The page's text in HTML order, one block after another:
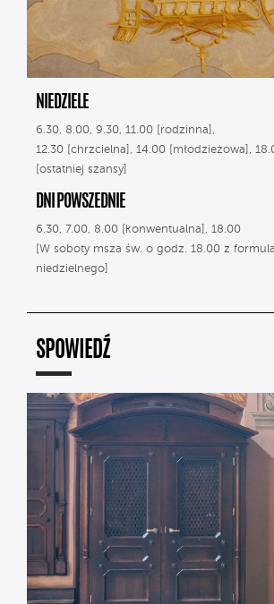
NIEDZIELE
6.30, 8.00, 9.30, 11.00 [rodzinna],
12.30 [chrzcielna], 14.00 [młodzieżowa],
[ostatniej szansy]
DNI POWSZEDNIE
6.30, 7.00, 8.00 [konwentualna], 18.00
[W soboty msza św. o godz. 18.00 z
niedzielnego]
SPOWIEDŹ